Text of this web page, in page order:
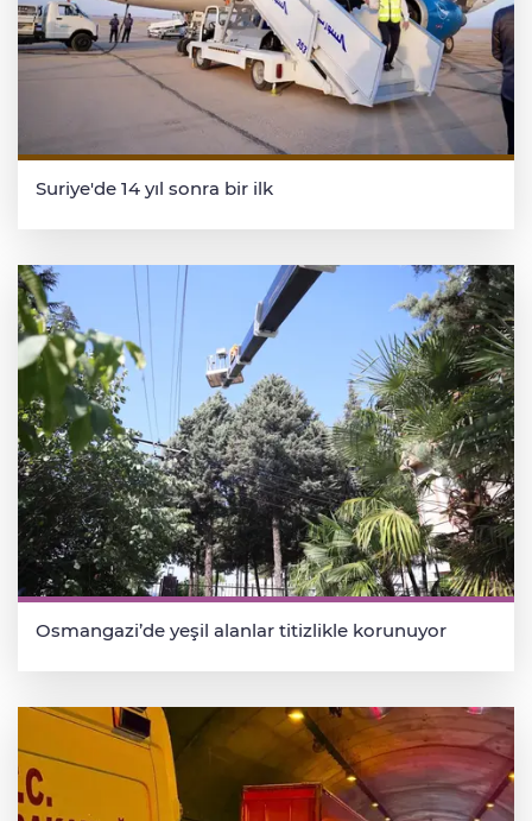
Suriye'de 14 yıl sonra bir ilk
Osmangazi’de yeşil alanlar titizlikle korunuyor